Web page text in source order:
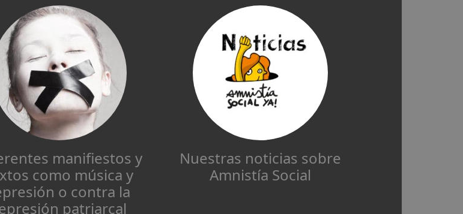
manifiestos y
como música y
o contra la
patriarcal
Nuestras noticias sobre
Amnistía Social